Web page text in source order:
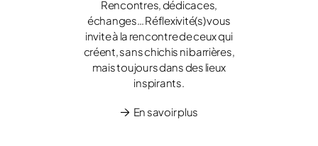
Rencontres, dédicaces,
échanges… Réflexivité(s) vous
invite à la rencontre de ceux qui
créent, sans chichis ni barrières,
mais toujours dans des lieux
inspirants.
En savoir plus